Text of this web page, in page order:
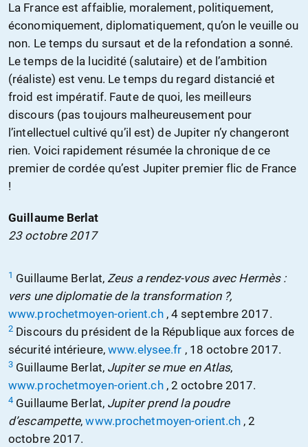
La France est affaiblie, moralement, politiquement,
économiquement, diplomatiquement, qu’on le veuille ou
non. Le temps du sursaut et de la refondation a sonné.
Le temps de la lucidité (salutaire) et de l’ambition
(réaliste) est venu. Le temps du regard distancié et
froid est impératif. Faute de quoi, les meilleurs
discours (pas toujours malheureusement pour
l’intellectuel cultivé qu’il est) de Jupiter n’y changeront
rien. Voici rapidement résumée la chronique de ce
premier de cordée qu’est Jupiter premier flic de France
!
Guillaume Berlat
23 octobre 2017
1 Guillaume Berlat,Zeus a rendez-vous avec Hermès :
vers une diplomatie de la transformation ?,
www.prochetmoyen-orient.ch, 4 septembre 2017.
2 Discours du président de la République aux forces de
sécurité intérieure,www.elysee.fr , 18 octobre 2017.
3 Guillaume Berlat, Jupiter se mue en Atlas,
www.prochetmoyen-orient.ch, 2 octobre 2017.
4 Guillaume Berlat, Jupiter prend la poudre
d’escampette,www.prochetmoyen-orient.ch , 2
octobre 2017.